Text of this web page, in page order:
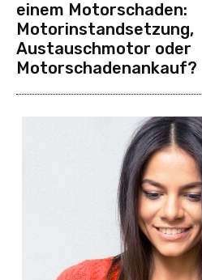
einem Motorschaden:
Motorinstandsetzung,
Austauschmotor oder
Motorschadenankauf?